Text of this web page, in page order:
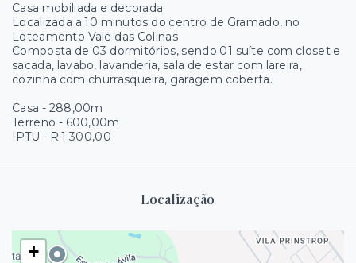
Casa mobiliada e decorada
Localizada a 10 minutos do centro de Gramado, no
Loteamento Vale das Colinas
Composta de 03 dormitórios, sendo 01 suíte com closet e
sacada, lavabo, lavanderia, sala de estar com lareira,
cozinha com churrasqueira, garagem coberta.
Casa - 288,00m
Terreno - 600,00m
IPTU - R 1.300,00
Localização
+